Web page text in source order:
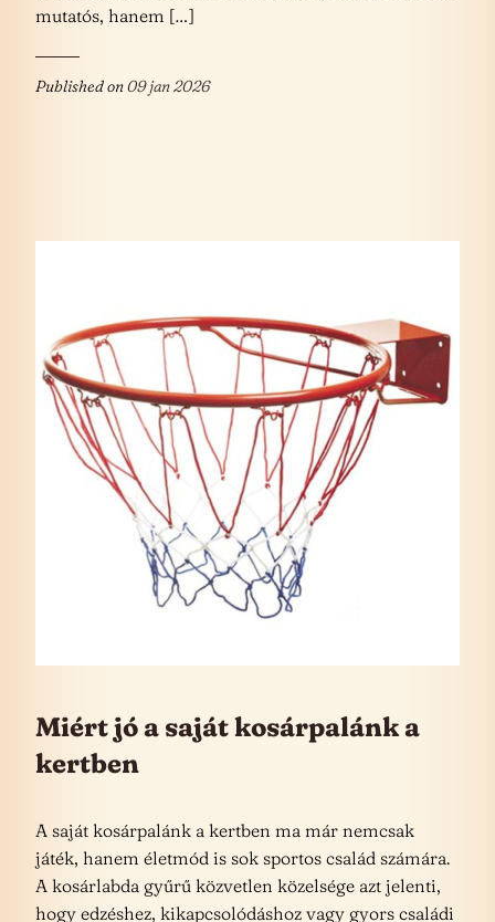
mutatós, hanem […]
Published on09 jan 2026
Miért jó a saját kosárpalánk a
kertben
A saját kosárpalánk a kertben ma már nemcsak
játék, hanem életmód is sok sportos család számára.
A kosárlabda gyűrű közvetlen közelsége azt jelenti,
hogy edzéshez, kikapcsolódáshoz vagy gyors családi